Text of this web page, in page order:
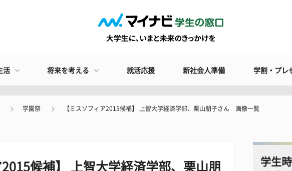
活 将来を考える 就活応援 新社会人準備 学割・プレ
学園祭 【ミスソフィア2015候補】 上智大学経済学部、栗山朋子さん 画像一覧
2015候補】 上智大学経済学部、栗山朋
学生